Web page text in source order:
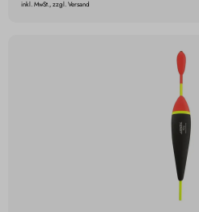
inkl. MwSt., zzgl. Versand